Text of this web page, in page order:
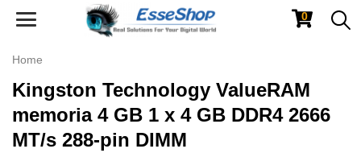
Toggle
0
Home
Kingston Technology ValueRAM
memoria 4 GB 1 x 4 GB DDR4 2666
MT/s 288-pin DIMM